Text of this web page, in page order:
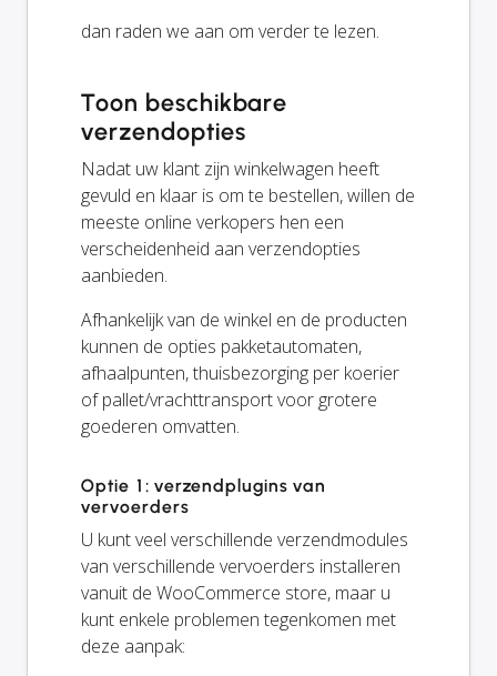
dan raden we aan om verder te lezen.
Toon beschikbare
verzendopties
Nadat uw klant zijn winkelwagen heeft
gevuld en klaar is om te bestellen, willen de
meeste online verkopers hen een
verscheidenheid aan verzendopties
aanbieden.
Afhankelijk van de winkel en de producten
kunnen de opties pakketautomaten,
afhaalpunten, thuisbezorging per koerier
of pallet/vrachttransport voor grotere
goederen omvatten.
Optie 1: verzendplugins van
vervoerders
U kunt veel verschillende verzendmodules
van verschillende vervoerders installeren
vanuit de WooCommerce store, maar u
kunt enkele problemen tegenkomen met
deze aanpak: